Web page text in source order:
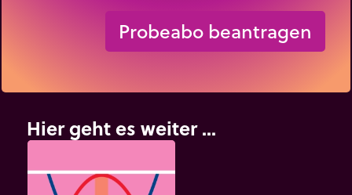
Probeabo beantragen
Hier geht es weiter ...